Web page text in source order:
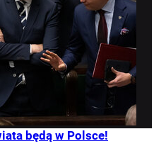
będą w Polsce!